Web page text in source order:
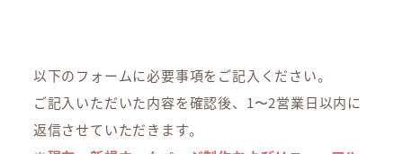
以下のフォームに必要事項をご記入ください。
ご記入いただいた内容を確認後、1〜2営業日以内に
返信させていただきます。